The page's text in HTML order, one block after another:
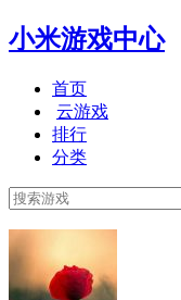
小米游戏中心
首页
云游戏
排行
分类